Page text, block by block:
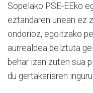
Sopelako PSE-EEko
eztandaren unean ez
ondorioz, egoitzako
aurrealdea belztuta
behar izan zuten sua
du gertakariaren